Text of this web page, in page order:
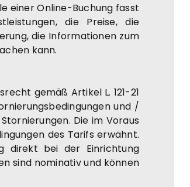
einer Online-Buchung fasst
die Preise, die
die Informationen zum
kann.
gemäß Artikel L. 121-21
und /
Die im Voraus
des Tarifs erwähnt.
direkt bei der Einrichtung
sind nominativ und können